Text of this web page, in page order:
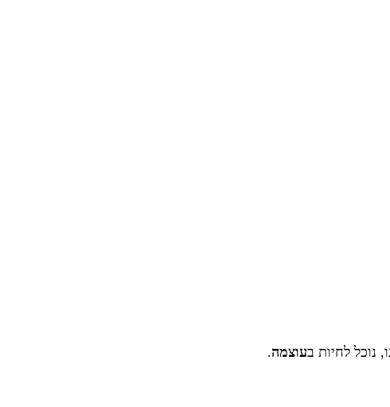
נוכל לחיות בעוצמה.